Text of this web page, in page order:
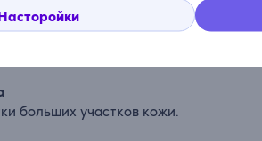
сеансов волосков становится до
просто повторяйте процедуру
больших участков кожи.